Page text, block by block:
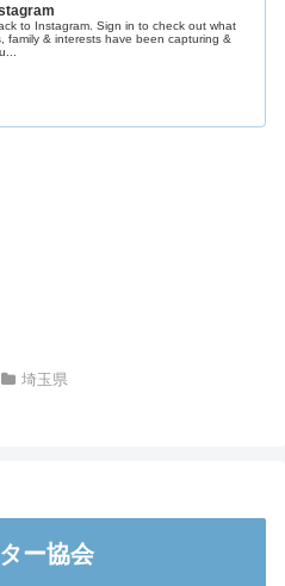
to Instagram. Sign in to check out what
family & interests have been capturing &
埼玉県
ー協会